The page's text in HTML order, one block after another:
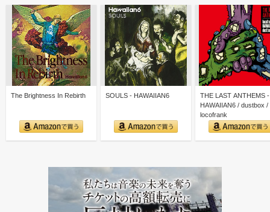
The Brightness In Rebirth SOULS - HAWAIIAN6
THE LAST ANTHEMS -
HAWAIIAN6 / dustbox /
locofrank